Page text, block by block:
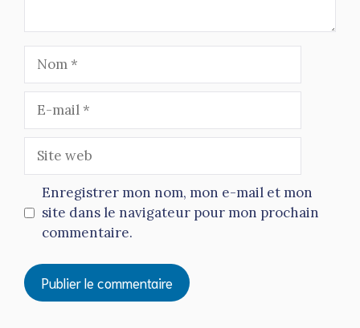
mail
web
Enregistrer mon nom, mon e-mail et mon
site dans le navigateur pour mon prochain
commentaire.